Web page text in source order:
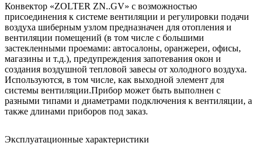
Конвектор «ZOLTER ZN..GV» с возможностью
присоединения к системе вентиляции и регулировки подачи
воздуха шиберным узлом предназначен для отопления и
вентиляции помещений (в том числе с большими
застекленными проемами: автосалоны, оранжереи, офисы,
магазины и т.д.), предупреждения запотевания окон и
создания воздушной тепловой завесы от холодного воздуха.
Используются, в том числе, как выходной элемент для
системы вентиляции.Прибор может быть выполнен с
разными типами и диаметрами подключения к вентиляции, а
также длинами приборов под заказ.
Эксплуатационные характеристики